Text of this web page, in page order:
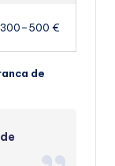
300–500 €
de